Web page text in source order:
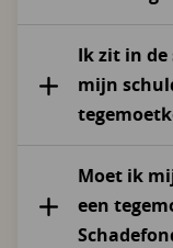
Ik zit in
mijn
Moet ik
een